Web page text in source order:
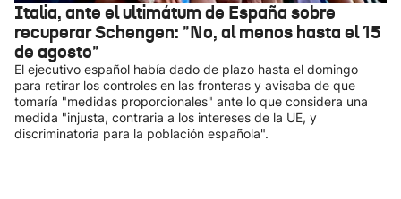
Italia, ante el ultimátum de España sobre
recuperar Schengen: "No, al menos hasta el 15
de agosto"
El ejecutivo español había dado de plazo hasta el domingo
para retirar los controles en las fronteras y avisaba de que
tomaría "medidas proporcionales" ante lo que considera una
medida "injusta, contraria a los intereses de la UE, y
discriminatoria para la población española".